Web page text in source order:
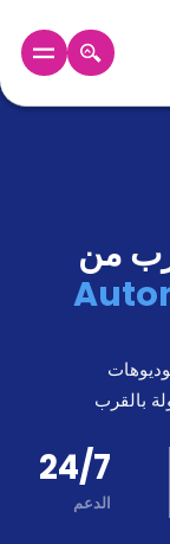
من
بالقرب
24/7
الدعم